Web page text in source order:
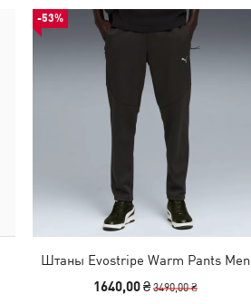
-53%
Штаны Evostripe Warm Pants Men
1640,00 ₴3490,00 ₴